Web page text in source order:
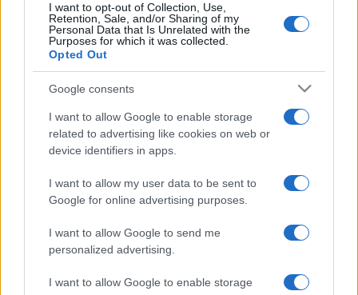
I want to opt-out of Collection, Use,
Retention, Sale, and/or Sharing of my
Personal Data that Is Unrelated with the
Purposes for which it was collected.
Opted Out
Google consents
I want to allow Google to enable storage
related to advertising like cookies on web or
device identifiers in apps.
I want to allow my user data to be sent to
Google for online advertising purposes.
I want to allow Google to send me
personalized advertising.
I want to allow Google to enable storage
Evropa je u posljednjih nekoliko sedmica bila
kritizirana od strane Trumpove administracije zbog
politika migracija, sigurnosti i regulacije velikih
tehnoloških kompanija. Evropska unija i nacionalne
vlade suočavaju se s izazovom pronalaska
jedinstvenog odgovora na američku kritiku.
#Volodimir Zelenski
#Rat u Ukrajini